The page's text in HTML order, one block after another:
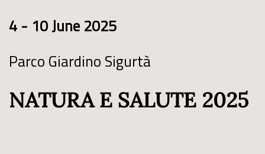
4 - 10 June 2025
Parco Giardino Sigurtà
NATURA E SALUTE 2025